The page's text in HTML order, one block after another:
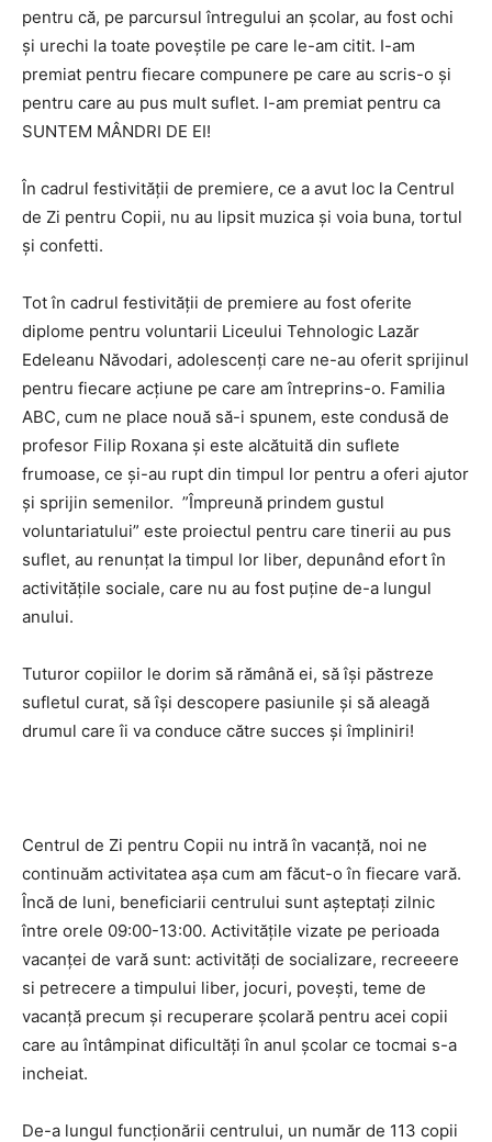
pentru că, pe parcursul întregului an școlar, au fost ochi
și urechi la toate poveștile pe care le-am citit. I-am
premiat pentru fiecare compunere pe care au scris-o și
pentru care au pus mult suflet. I-am premiat pentru ca
SUNTEM MÂNDRI DE EI!
În cadrul festivității de premiere, ce a avut loc la Centrul
de Zi pentru Copii, nu au lipsit muzica și voia buna, tortul
și confetti.
Tot în cadrul festivității de premiere au fost oferite
diplome pentru voluntarii Liceului Tehnologic Lazăr
Edeleanu Năvodari, adolescenți care ne-au oferit sprijinul
pentru fiecare acțiune pe care am întreprins-o. Familia
ABC, cum ne place nouă să-i spunem, este condusă de
profesor Filip Roxana și este alcătuită din suflete
frumoase, ce și-au rupt din timpul lor pentru a oferi ajutor
și sprijin semenilor. ”Împreună prindem gustul
voluntariatului” este proiectul pentru care tinerii au pus
suflet, au renunțat la timpul lor liber, depunând efort în
activitățile sociale, care nu au fost puține de-a lungul
anului.
Tuturor copiilor le dorim să rămână ei, să își păstreze
sufletul curat, să își descopere pasiunile și să aleagă
drumul care îi va conduce către succes și împliniri!
Centrul de Zi pentru Copii nu intră în vacanță, noi ne
continuăm activitatea așa cum am făcut-o în fiecare vară.
Încă de luni, beneficiarii centrului sunt așteptați zilnic
între orele 09:00-13:00. Activitățile vizate pe perioada
vacanței de vară sunt: activități de socializare, recreeere
si petrecere a timpului liber, jocuri, povești, teme de
vacanță precum și recuperare școlară pentru acei copii
care au întâmpinat dificultăți în anul școlar ce tocmai s-a
incheiat.
De-a lungul funcționării centrului, un număr de 113 copii